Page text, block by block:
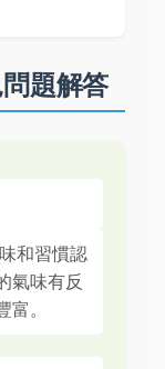
題解答
和習慣認
氣味有反
。